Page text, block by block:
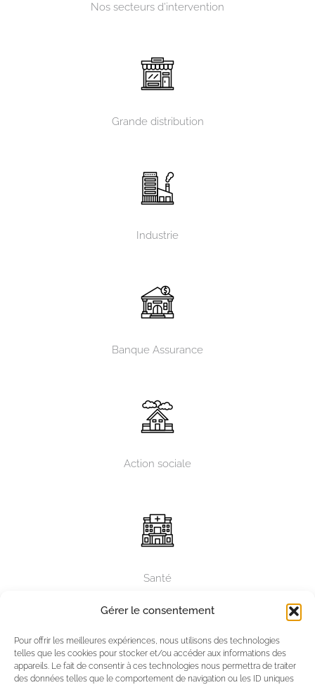
Gérer le consentement
Pour offrir les meilleures expériences, nous utilisons des technologies
telles que les cookies pour stocker et/ou accéder aux informations des
appareils. Le fait de consentir à ces technologies nous permettra de traiter
des données telles que le comportement de navigation ou les ID uniques
Nos secteurs d’intervention
Grande distribution
Industrie
Banque Assurance
Action sociale
Santé